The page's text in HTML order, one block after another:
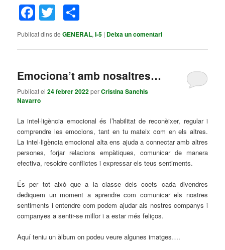
Facebook
Twitter
Publicat dins de GENERAL,I-5 | Deixa un comentari
Emociona’t amb nosaltres…
Publicat el24 febrer 2022perCristina Sanchis
Navarro
La intel·ligència emocional és l’habilitat de reconèixer, regular i
comprendre les emocions, tant en tu mateix com en els altres.
La intel·ligència emocional alta ens ajuda a connectar amb altres
persones, forjar relacions empàtiques, comunicar de manera
efectiva, resoldre conflictes i expressar els teus sentiments.
És per tot això que a la classe dels coets cada divendres
dediquem un moment a aprendre com comunicar els nostres
sentiments i entendre com podem ajudar als nostres companys i
companyes a sentir-se millor i a estar més feliços.
Aquí teniu un àlbum on podeu veure algunes imatges….